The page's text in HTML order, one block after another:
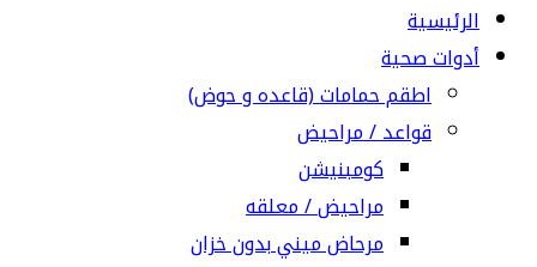
الرئيسية
أدوات صحية
اطقم حمامات (قاعده و حوض)
قواعد / مراحيض
كومبنيشن
مراحيض / معلقه
مرحاض ميني بدون خزان